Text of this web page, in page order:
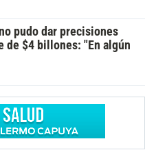
pudo dar precisiones
de $4 billones: "En algún